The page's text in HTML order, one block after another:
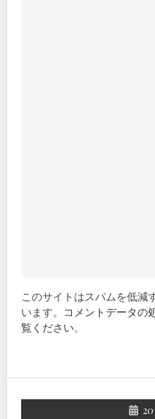
このサイトはスパムを低減
います。 コメントデータの
覧ください。